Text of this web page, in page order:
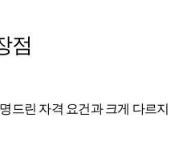
점
드린 자격 요건과 크게 다르지